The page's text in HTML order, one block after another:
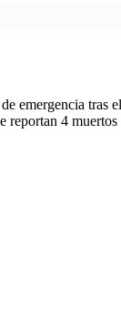
emergencia tras
reportan 4 muertos